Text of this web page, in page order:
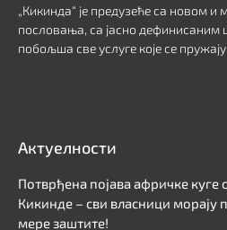
„Кикинда“ је предузеће са новом
пословања, са јасно дефинисаним
побољша све услуге које се
Актуелности
Потврђена појава афричке куге
Кикинде – сви власници морају
мере заштите!